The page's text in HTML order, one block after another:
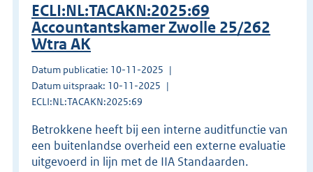
ECLI:NL:TACAKN:2025:69
Accountantskamer Zwolle 25/262
Wtra AK
Datum publicatie: 10-11-2025
Datum uitspraak: 10-11-2025
ECLI:NL:TACAKN:2025:69
Betrokkene heeft bij een interne auditfunctie van
een buitenlandse overheid een externe evaluatie
uitgevoerd in lijn met de IIA Standaarden.